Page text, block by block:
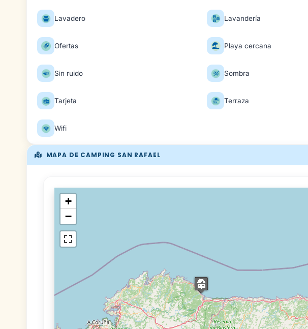
Lavadero Lavandería
Ofertas Playa cercana
Sin ruido Sombra
Tarjeta Terraza
Wifi
MAPA DE CAMPING SAN RAFAEL
+
−